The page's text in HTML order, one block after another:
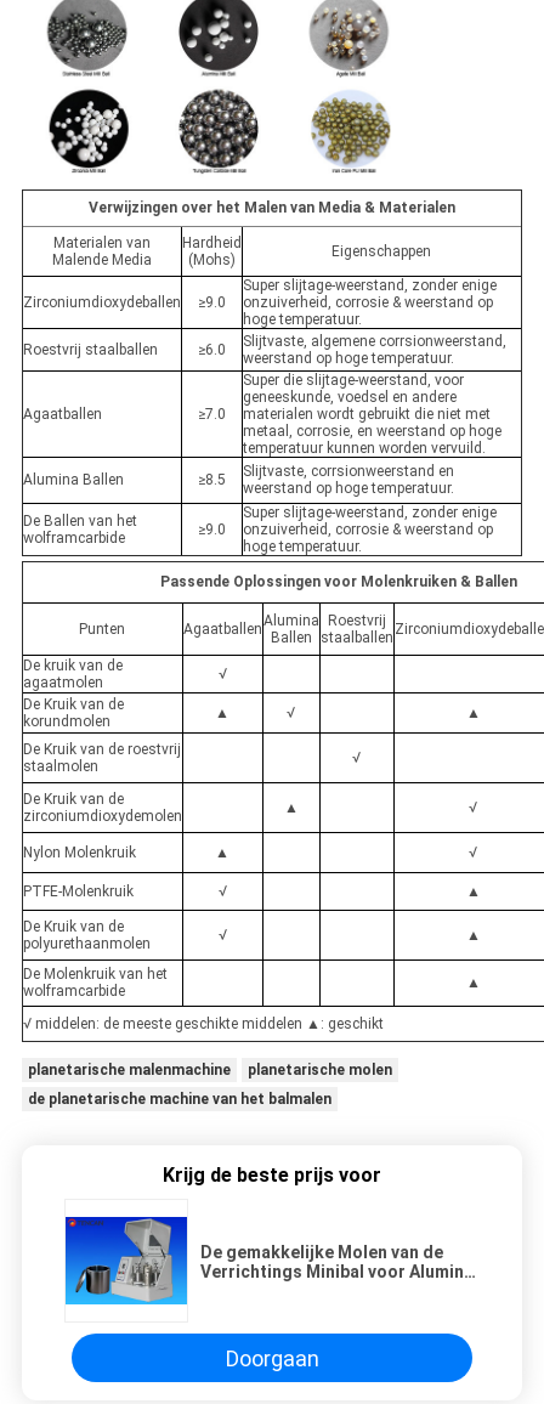
Verwijzingen over het Malen van Media & Materialen
Materialen van
Malende Media
Hardheid
(Mohs)
Eigenschappen
Zirconiumdioxydeballen ≥9.0
Super slijtage-weerstand, zonder enige
onzuiverheid, corrosie & weerstand op
hoge temperatuur.
Roestvrij staalballen
≥6.0
Slijtvaste, algemene corrsionweerstand,
weerstand op hoge temperatuur.
Agaatballen ≥7.0
Super die slijtage-weerstand, voor
geneeskunde, voedsel en andere
materialen wordt gebruikt die niet met
metaal, corrosie, en weerstand op hoge
temperatuur kunnen worden vervuild.
Alumina Ballen
≥8.5
Slijtvaste, corrsionweerstand en
weerstand op hoge temperatuur.
De Ballen van het
wolframcarbide
≥9.0
Super slijtage-weerstand, zonder enige
onzuiverheid, corrosie & weerstand op
hoge temperatuur.
Passende Oplossingen voor Molenkruiken & Ballen
Punten AgaatballenAlumina
Ballen
Roestvrij
staalballen
De kruik van de
agaatmolen
√
De Kruik van de
korundmolen
▲ √ ▲
De Kruik van de roestvrij
staalmolen
√
De Kruik van de
zirconiumdioxydemolen
▲ √
Nylon Molenkruik ▲ √
PTFE-Molenkruik √ ▲
De Kruik van de
polyurethaanmolen
√ ▲
De Molenkruik van het
wolframcarbide
▲
√ middelen: de meeste geschikte middelen ▲: geschikt
planetarische malenmachine
planetarische molen
de planetarische machine van het balmalen
Krijg de beste prijs voor
De gemakkelijke Molen van de
Verrichtings Minibal voor Alumina
Doorgaan